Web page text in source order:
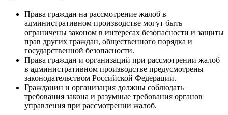
Права граждан на рассмотрение жалоб в
административном производстве могут быть
ограничены законом в интересах безопасности и защиты
прав других граждан, общественного порядка и
государственной безопасности.
Права граждан и организаций при рассмотрении жалоб
в административном производстве предусмотрены
законодательством Российской Федерации.
Гражданин и организация должны соблюдать
требования закона и разумные требования органов
управления при рассмотрении жалоб.